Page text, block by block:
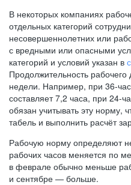
В некоторых компаниях
отдельных категорий
несовершеннолетних или
с вредными или опасными
категорий и условий указан в
Продолжительность рабочего
недели. Например, при 36-
составляет 7,2 часа, при 24-
обязан учитывать эту норму,
табель и выполнить расчёт
Рабочую норму определяют
рабочих часов меняется по
в феврале обычно меньше
и сентябре — больше.